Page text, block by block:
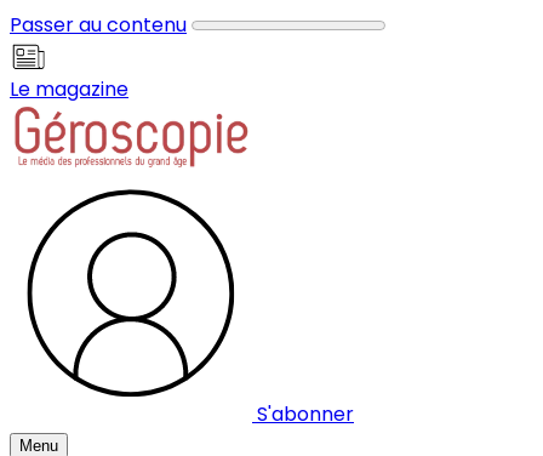
Passer au contenu
Le magazine
S'abonner
Menu
Panneau de gestion des cookies